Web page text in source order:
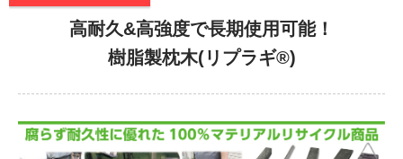
高耐久&高強度で長期使用可能！
樹脂製枕木(リプラギ®)